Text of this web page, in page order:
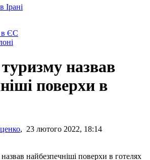
Ірані
в ЄС
назвав
поверхи в
, 23 лютого 2022, 18:14